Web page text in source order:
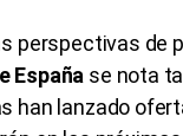
perspectivas de
España se nota
han lanzado